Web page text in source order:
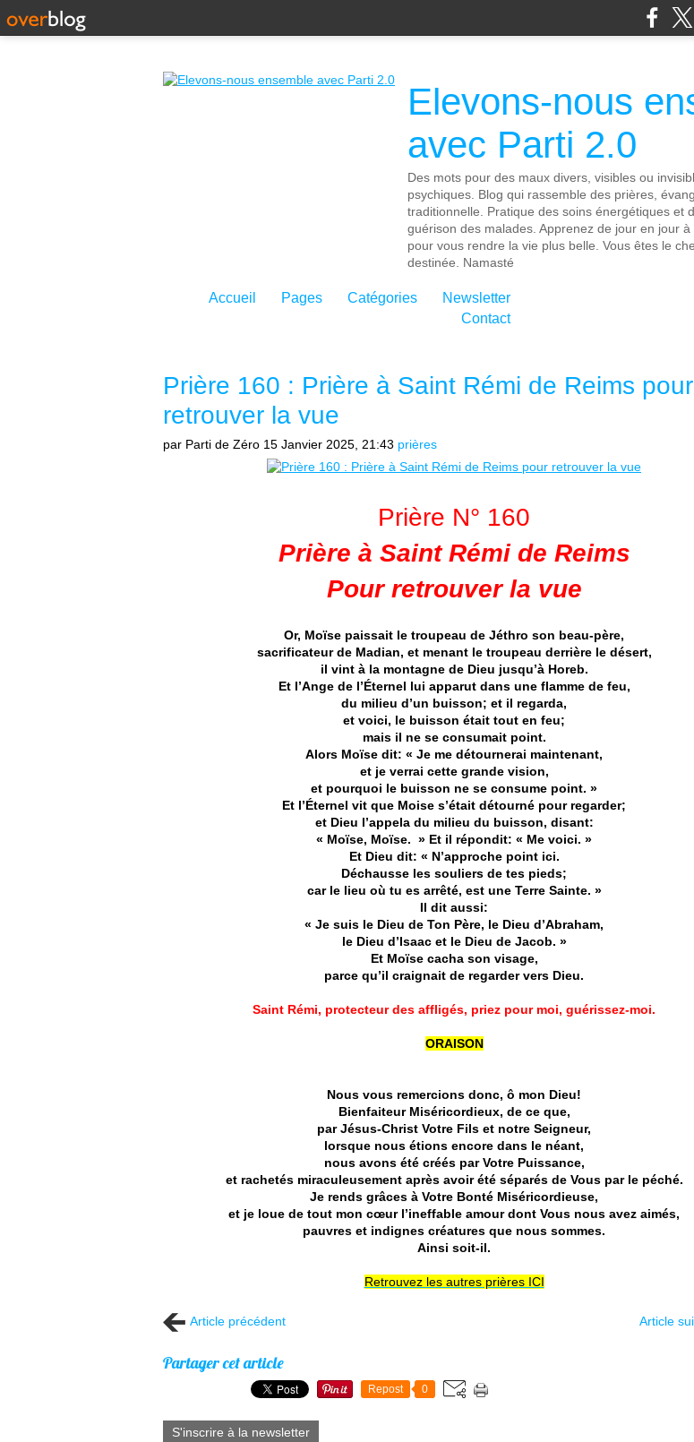
Elevons-nous
avec Parti 2.0
Des mots pour des maux divers, visibles ou
psychiques. Blog qui rassemble des prières,
traditionnelle. Pratique des soins énergétiques et
guérison des malades. Apprenez de jour en jour
pour vous rendre la vie plus belle. Vous êtes le
destinée. Namasté
Accueil Pages Catégories
Newsletter
Contact
Prière 160 : Prière à Saint Rémi de Reims pour
retrouver la vue
par Parti de Zéro 15 Janvier 2025, 21:43 prières
Prière N° 160
Prière à Saint Rémi de Reims
Pour retrouver la vue
Or, Moïse paissait le troupeau de Jéthro son beau-père,
sacrificateur de Madian, et menant le troupeau derrière le désert,
il vint à la montagne de Dieu jusqu’àHoreb.
Et l’Ange de l’Éternel lui apparut dans une flamme de feu,
du milieu d’un buisson; et il regarda,
et voici, le buisson était tout en feu;
mais il ne se consumait point.
Alors Moïse dit: « Je me détournerai maintenant,
et je verrai cette grande vision,
et pourquoi le buisson ne se consume point. »
Et l’Éternel vit que Moise s’était détourné pour regarder;
et Dieu l’appela du milieu du buisson, disant:
« Moïse, Moïse. » Et il répondit: « Me voici. »
Et Dieu dit: « N’approche point ici.
Déchausse les souliers de tes pieds;
car le lieu où tu es arrêté, est une Terre Sainte. »
Il dit aussi:
« Je suis le Dieu de Ton Père, le Dieu d’Abraham,
le Dieu d’Isaac et le Dieu de Jacob. »
Et Moïse cacha son visage,
parce qu’il craignait de regarder vers Dieu.
Saint Rémi, protecteur des affligés, priez pour moi, guérissez-moi.
ORAISON
Nous vous remercions donc, ô mon Dieu!
Bienfaiteur Miséricordieux, de ce que,
par Jésus-Christ Votre Fils et notre Seigneur,
lorsque nous étions encore dans le néant,
nous avons été créés par Votre Puissance,
et rachetés miraculeusement après avoir été séparés de Vous par le péché.
Je rends grâces à Votre Bonté Miséricordieuse,
et je loue de tout mon cœur l’ineffable amour dont Vous nous avez aimés,
pauvres et indignes créatures que nous sommes.
Ainsi soit-il.
Retrouvez les autres prières ICI
Article précédent Article
Partager cet article
Repost 0
S'inscrire à la newsletter